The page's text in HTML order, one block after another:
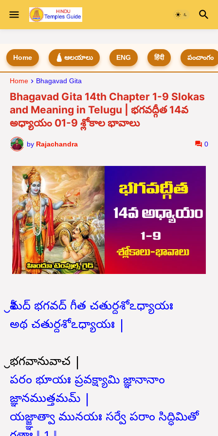
Home 🛕 ఆలయాలు ENG हिंदी పంచాంగం
Home Bhagavad Gita
Bhagavad Gita 14th Chapter 1-9 Slokas
and Meaning in Telugu | భగవద్గీత 14వ
అధ్యాయం 01-9 శ్లోకాల భావాలు
by Rajachandra 0
శ్రీమద్ భగవద్ గీత చతుర్దశోఽధ్యాయః
అథ చతుర్దశోఽధ్యాయః |
శ్రీభగవానువాచ |
పరం భూయః ప్రవక్ష్యామి జ్ఞానానాం
జ్ఞానముత్తమమ్ |
యజ్జ్ఞాత్వా మునయః సర్వే పరాం సిద్ధిమితో